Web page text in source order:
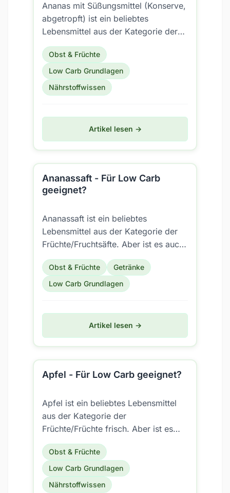
Ananas mit Süßungsmittel (Konserve,
abgetropft) ist ein beliebtes
Lebensmittel aus der Kategorie der
Früchte/Früchte gekocht (inkl.
Konserven). Aber ist es...
Obst & Früchte
Low Carb Grundlagen
Nährstoffwissen
Artikel lesen →
Ananassaft - Für Low Carb
geeignet?
Ananassaft ist ein beliebtes
Lebensmittel aus der Kategorie der
Früchte/Fruchtsäfte. Aber ist es auch
für eine Low Carb Ernährung
geeignet?
Obst & Früchte
Getränke
Low Carb Grundlagen
Artikel lesen →
Apfel - Für Low Carb geeignet?
Apfel ist ein beliebtes Lebensmittel
aus der Kategorie der
Früchte/Früchte frisch. Aber ist es
auch für eine Low Carb Ernährung
geeignet?
Obst & Früchte
Low Carb Grundlagen
Nährstoffwissen